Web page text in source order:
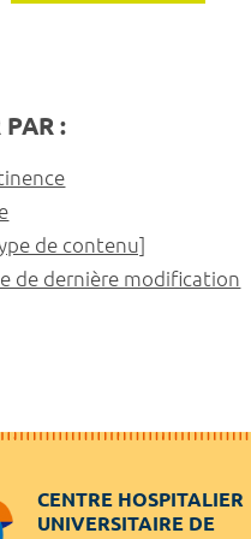
PAR :
de contenu]
de dernière modification
CENTRE HOSPITALIER
UNIVERSITAIRE DE